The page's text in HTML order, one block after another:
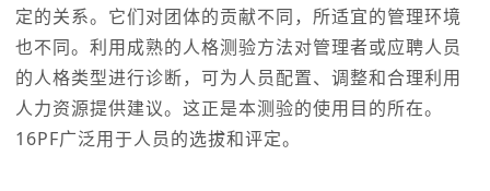
定的关系。它们对团体的贡献不同，所适宜的管理环境
也不同。利用成熟的人格测验方法对管理者或应聘人员
的人格类型进行诊断，可为人员配置、调整和合理利用
人力资源提供建议。这正是本测验的使用目的所在。
16PF广泛用于人员的选拔和评定。